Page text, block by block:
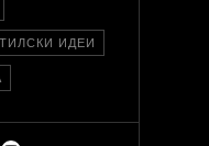
ИДЕИ